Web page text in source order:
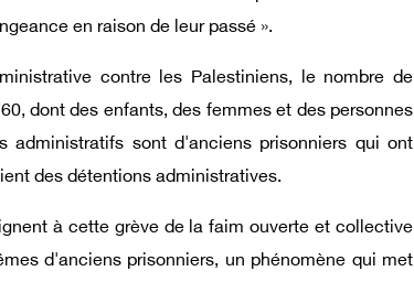
en raison de leur passé ».
contre les Palestiniens, le nombre de
dont des enfants, des femmes et des personnes
administratifs sont d'anciens prisonniers qui ont
des détentions administratives.
à cette grève de la faim ouverte et collective
d'anciens prisonniers, un phénomène qui met